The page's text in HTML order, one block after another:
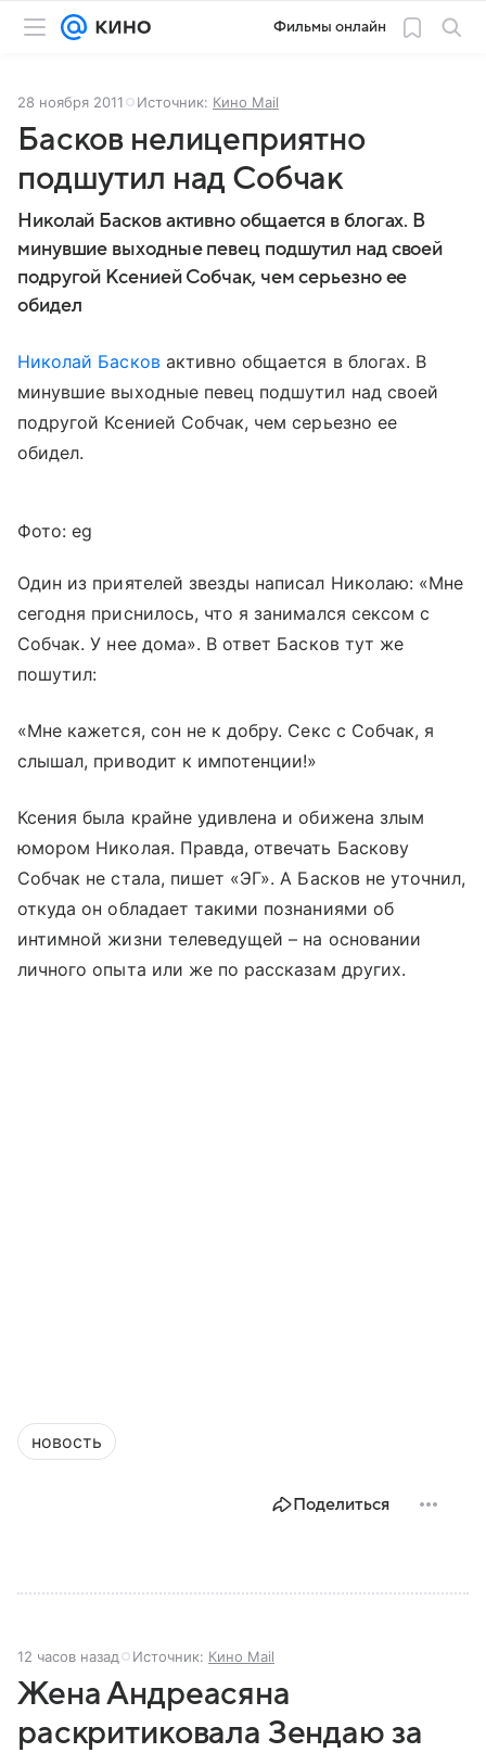
Фильмы онлайн
28 ноября 2011 Источник: Кино Mail
Басков нелицеприятно
подшутил над Собчак
Николай Басков активно общается в блогах. В
минувшие выходные певец подшутил над своей
подругой Ксенией Собчак, чем серьезно ее
обидел
Николай Басковактивно общается в блогах. В
минувшие выходные певец подшутил над своей
подругой Ксенией Собчак, чем серьезно ее
обидел.
Фото: eg
Один из приятелей звезды написал Николаю: «Мне
сегодня приснилось, что я занимался сексом с
Собчак. У нее дома». В ответ Басков тут же
пошутил:
«Мне кажется, сон не к добру. Секс с Собчак, я
слышал, приводит к импотенции!»
Ксения была крайне удивлена и обижена злым
юмором Николая. Правда, отвечать Баскову
Собчак не стала, пишет «ЭГ». А Басков не уточнил,
откуда он обладает такими познаниями об
интимной жизни телеведущей – на основании
личного опыта или же по рассказам других.
новость
Поделиться
12 часов назад Источник: Кино Mail
Жена Андреасяна
раскритиковала Зендаю за